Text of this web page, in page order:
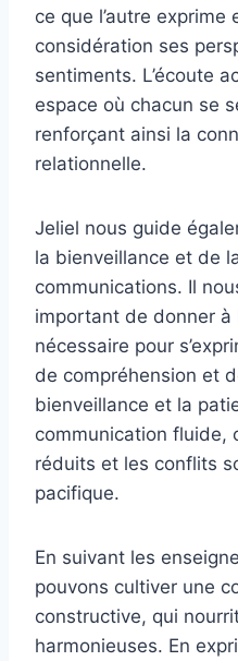
ce que l’autre exprime
considération ses
sentiments. L’écoute
espace où chacun se
renforçant ainsi la
relationnelle.
Jeliel nous guide
la bienveillance et de
communications. Il
important de donner à
nécessaire pour
de compréhension et
bienveillance et la
communication fluide,
réduits et les conflits
pacifique.
En suivant les
pouvons cultiver une
constructive, qui
harmonieuses. En